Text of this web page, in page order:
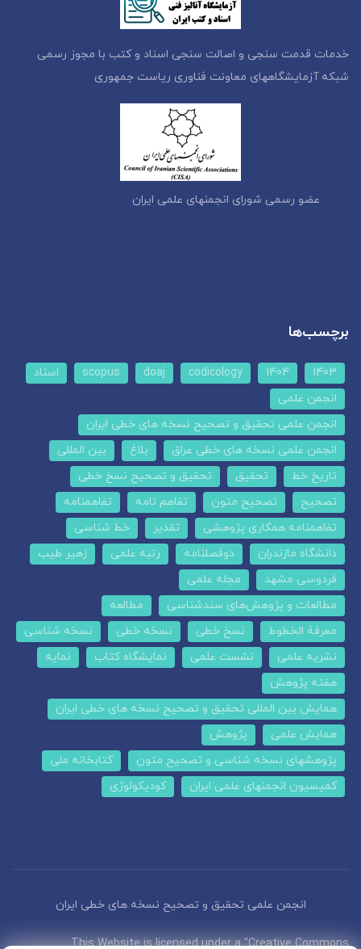
خدمات قدمت سنجی و اصالت سنجی اسناد و کتب با مجوز رسمی
شبکه آزمایشگاههای معاونت فناوری ریاست جمهوری
عضو رسمی شورای انجمنهای علمی ایران
برچسب‌ها
1403
1404
codicology
doaj
scopus
اسناد
انجمن علمی
انجمن علمی تحقیق و تصحیح نسخه های خطی ایران
انجمن علمی نسخه های خطی عراق
بلاغ
بین المللی
تاریخ خط
تحقیق
تحقیق و تصحیح نسخ خطی
تصحیح
تصحیح متون تفاهم نامه
تفاهمنامه
تفاهمنامه همکاری پژوهشی
تقدیر
خط شناسی
دانشگاه مازندران
دوفصلنامه رتبه علمی
زهیر طیب
فردوسی مشهد
مجله علمی
مطالعات و پژوهش‌های سندشناسی
مطالعه
معرفة الخطوط
نسخ خطی نسخه خطی
نسخه شناسی
نشریه علمی
نشست علمی نمایشگاه کتاب
نمایه
هفته پژوهش
همایش بین المللی تحقیق و تصحیح نسخه های خطی ایران
همایش علمی
پژوهش
پژوهشهای نسخه شناسی و تصحیح متون
کتابخانه ملی
کمیسیون انجمنهای علمی ایران
کودیکولوژی
انجمن علمی تحقیق و تصحیح نسخه های خطی ایران
This Website is licensed under a "Creative Commons